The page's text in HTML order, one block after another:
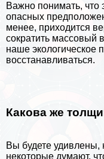
Важно понимать, что
опасных
менее, приходится
сократить массовый
наше экологическое
восстанавливаться.
Какова же
Вы будете удивлены,
некоторые думают,